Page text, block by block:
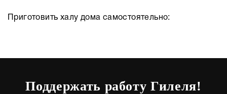
Приготовить халу дома самостоятельно:
Поддержать работу Гилеля!